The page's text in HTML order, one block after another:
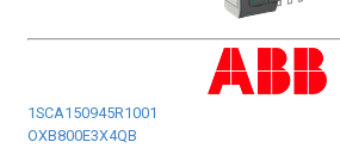
1SCA150945R1001
OXB800E3X4QB